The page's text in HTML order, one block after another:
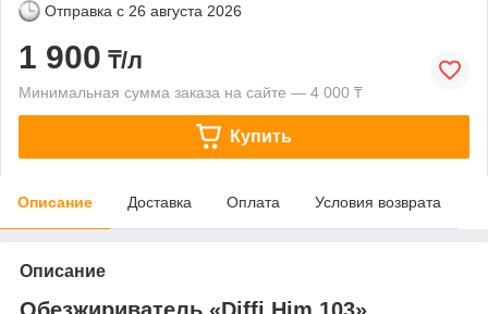
Отправка с 26 августа 2026
1 900 ₸/л
Минимальная сумма заказа на сайте — 4 000 ₸
Купить
Описание Доставка Оплата Условия возврата
Описание